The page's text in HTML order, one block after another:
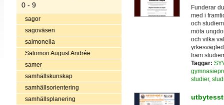
0 - 9
sagor
sagoväsen
salmonella
Salomon August Andrée
samer
samhällskunskap
samhällsorientering
samhällsplanering
Funderar
med i
och
möta
och vilka
fram
Taggar:
studier,